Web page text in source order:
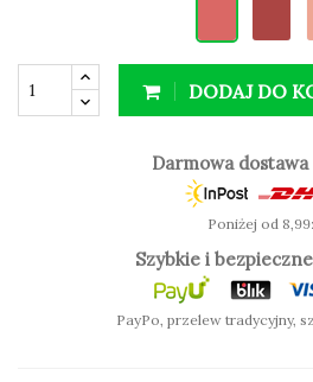
DODAJ DO
Darmowa dostawa
Poniżej od
Szybkie i
PayPo, przelew tradycyjny,